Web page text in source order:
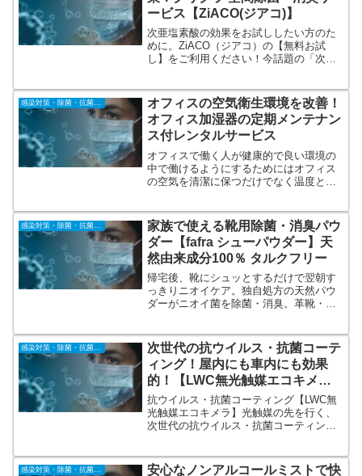
ービス【ZiACO(ジアコ)】
次亜塩素酸の効果をお試ししたい方のた
めに。ZiACO（ジアコ）の【無料お試
し】をご利用ください！今話題の「次亜
めにジアコでは次亜塩素酸水溶液と噴霧
器をセットで無料レンタルできます♪
感染対策・除菌・抗菌・抗ウィルス
オフィスの空気衛生環境を改善！
オフィス加湿器の定期メンテナン
ス付レンタルサービス
オフィスで働く人が健康的で良い環境の
中で働けるようにするためにはオフィス
の空気を清潔に保つだけでなく温度と湿
ますが加湿器を使用する際には雑菌が繁
殖しないようにお手入れが必要です。
家族で使える靴用除菌・消臭パウ
ダー【fafra シューパウダー】天
然由来成分100％ タルクフリー
帰宅後、靴にシュッとするだけで翌朝す
っきりニオイケア。独自処方の天然パウ
ダーがニオイ菌を除菌・消臭。革靴・運
方パウダー。子供（1歳以上）から大人ま
で家族全員の靴に使用可能。
次世代の抗ウイルス・抗菌コーテ
ィング！屋内にも車内にも効果
的！【LWC無光触媒エコキメ
ラ】人体にも安全、施工場所を選
ばない。
抗ウイルス・抗菌コーティング【LWC無
光触媒エコキメラ】光触媒の先を行く、
次世代の抗ウイルス・抗菌コーティン
実績がある「無光触媒エコキメラ」。光
感染対策・除菌・抗菌・抗ウィルス
安心なノンアルコールミストで快